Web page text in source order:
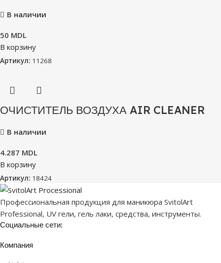
В наличии
50 MDL
В корзину
Артикул: 11268
ОЧИСТИТЕЛЬ ВОЗДУХА AIR CLEANER
В наличии
4.287 MDL
В корзину
Артикул: 18424
Профессиональная продукция для маникюра SvitolArt
Professional, UV гели, гель лаки, средства, инструменты.
Социальные сети:
Компания